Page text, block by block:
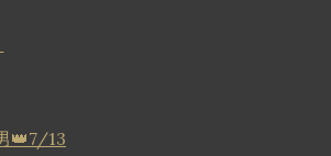
👑7/13